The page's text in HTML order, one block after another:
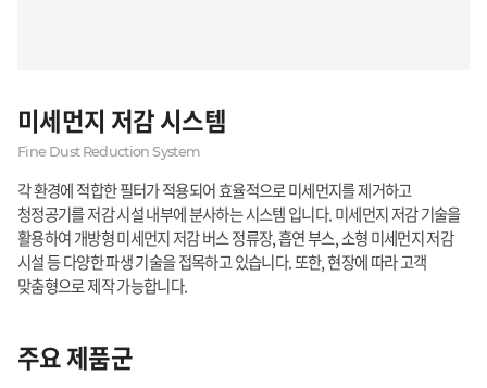
미세먼지 저감 시스템
Fine Dust Reduction System
각 환경에 적합한 필터가 적용되어 효율적으로 미세먼지를 제거하고
청정공기를 저감 시설 내부에 분사하는 시스템 입니다. 미세먼지 저감 기술을
활용하여 개방형 미세먼지 저감 버스 정류장, 흡연 부스, 소형 미세먼지 저감
시설 등 다양한 파생 기술을 접목하고 있습니다. 또한, 현장에 따라 고객
맞춤형으로 제작 가능합니다.
주요 제품군